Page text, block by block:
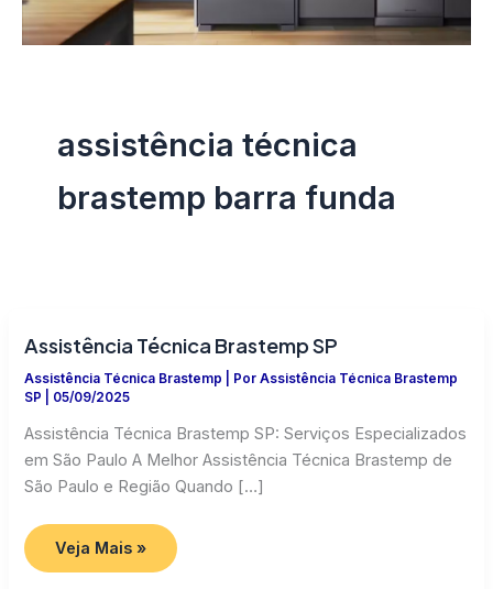
assistência técnica
brastemp barra funda
Assistência Técnica Brastemp SP
Assistência Técnica Brastemp | PorAssistência Técnica Brastemp
SP
05/09/2025
Assistência Técnica Brastemp SP: Serviços Especializados
em São Paulo A Melhor Assistência Técnica Brastemp de
São Paulo e Região Quando […]
Assistência
Técnica
Brastemp
Veja Mais »